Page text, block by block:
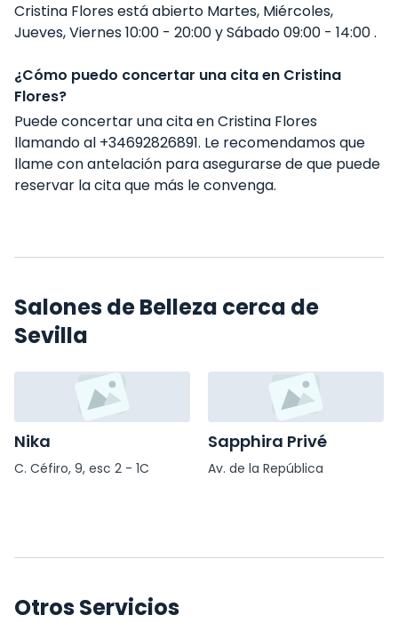
Cristina Flores está abierto Martes, Miércoles,
Jueves, Viernes 10:00 - 20:00 y Sábado 09:00 - 14:00 .
¿Cómo puedo concertar una cita en Cristina
Flores?
Puede concertar una cita en Cristina Flores
llamando al +34692826891. Le recomendamos que
llame con antelación para asegurarse de que puede
reservar la cita que más le convenga.
Salones de Belleza cerca de
Sevilla
Nika
C. Céfiro, 9, esc 2 - 1C
Sapphira Privé
Av. de la República
Otros Servicios